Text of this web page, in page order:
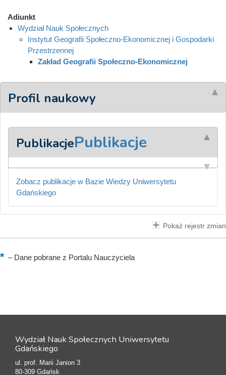
Adiunkt
Wydział Nauk Społecznych
Instytut Geografii Społeczno-Ekonomicznej i Gospodarki
Przestrzennej
Zakład Geografii Społeczno-Ekonomicznej
Profil naukowy
PublikacjePublikacje
Zobacz publikacje w Bazie Wiedzy Uniwersytetu
Gdańskiego
Pokaż rejestr zmian
–Dane pobrane z Portalu Nauczyciela
Wydział Nauk Społecznych Uniwersytetu
Gdańskiego
ul. prof. Marii Janion 3
80-309 Gdańsk